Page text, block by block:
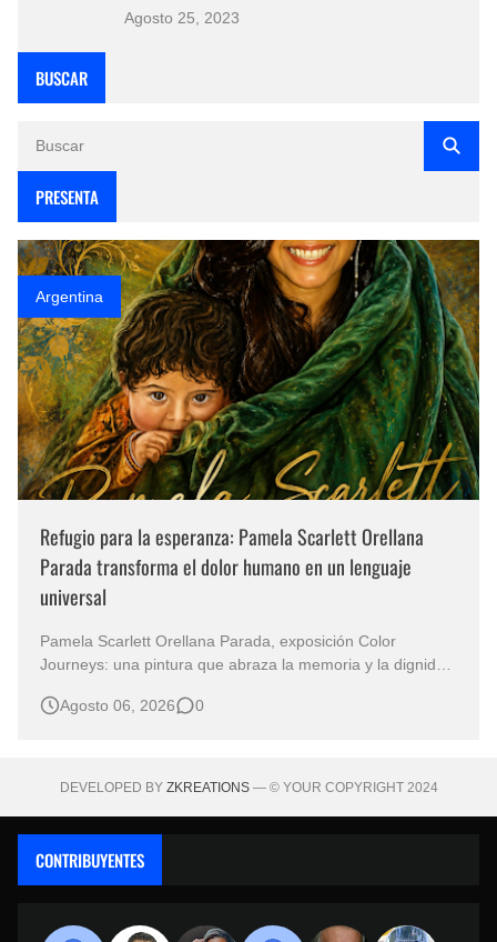
Agosto 25, 2023
BUSCAR
PRESENTA
Argentina
Refugio para la esperanza: Pamela Scarlett Orellana
Parada transforma el dolor humano en un lenguaje
universal
Pamela Scarlett Orellana Parada, exposición Color
Journeys: una pintura que abraza la memoria y la dignidad
obras no necesitan levantar la voz para permanecer en la
Agosto 06, 2026 0
DEVELOPED BY ZKREATIONS— © YOUR COPYRIGHT 2024
CONTRIBUYENTES